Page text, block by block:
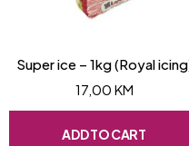
Super ice – 1kg (Royal
17,00 KM
ADD TO CART